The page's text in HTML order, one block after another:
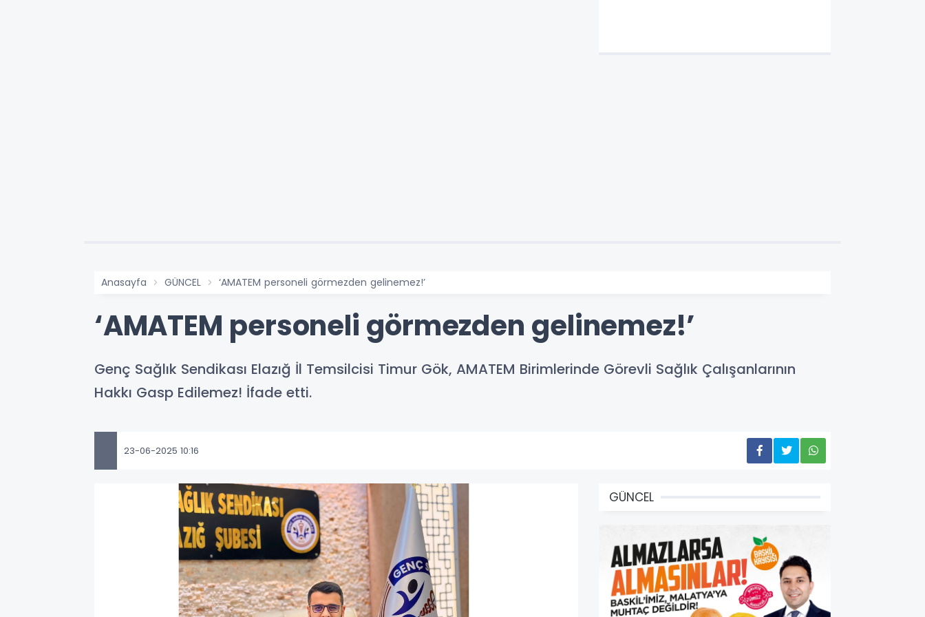
Anasayfa GÜNCEL ‘AMATEM personeli görmezden gelinemez!’
‘AMATEM personeli görmezden gelinemez!’
Genç Sağlık Sendikası Elazığ İl Temsilcisi Timur Gök, AMATEM Birimlerinde Görevli Sağlık Çalışanlarının
Hakkı Gasp Edilemez! İfade etti.
23-06-2025 10:16
GÜNCEL